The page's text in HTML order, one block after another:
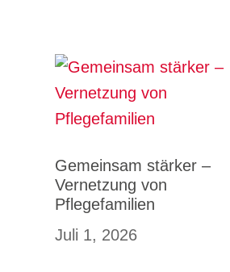
Gemeinsam stärker –
Vernetzung von
Pflegefamilien
Juli 1, 2026